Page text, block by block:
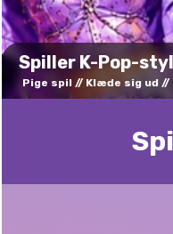
Spiller K-Pop-
Pige spil Klæde sig ud